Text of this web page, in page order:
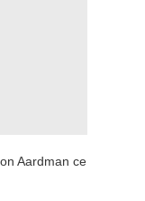
Aardman ce